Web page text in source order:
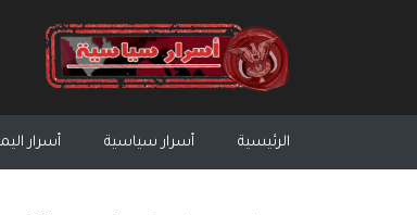
الرئيسية أسرار سياسية أسرار